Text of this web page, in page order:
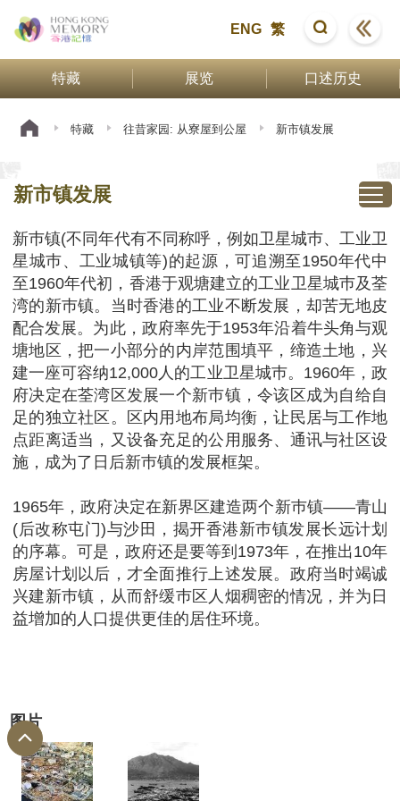
ENG 繁
特藏 展览 口述历史
特藏 往昔家园: 从寮屋到公屋 新市镇发展
新市镇发展
新巿镇(不同年代有不同称呼，例如卫星城巿、工业卫
星城巿、工业城镇等)的起源，可追溯至1950年代中
至1960年代初，香港于观塘建立的工业卫星城巿及荃
湾的新巿镇。当时香港的工业不断发展，却苦无地皮
配合发展。为此，政府率先于1953年沿着牛头角与观
塘地区，把一小部分的内岸范围填平，缔造土地，兴
建一座可容纳12,000人的工业卫星城巿。1960年，政
府决定在荃湾区发展一个新巿镇，令该区成为自给自
足的独立社区。区内用地布局均衡，让民居与工作地
点距离适当，又设备充足的公用服务、通讯与社区设
施，成为了日后新巿镇的发展框架。
1965年，政府决定在新界区建造两个新巿镇——青山
(后改称屯门)与沙田，揭开香港新巿镇发展长远计划
的序幕。可是，政府还是要等到1973年，在推出10年
房屋计划以后，才全面推行上述发展。政府当时竭诚
兴建新巿镇，从而舒缓巿区人烟稠密的情况，并为日
益增加的人口提供更佳的居住环境。
图片